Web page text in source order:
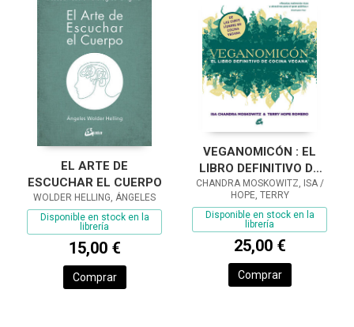
EL ARTE DE
ESCUCHAR EL CUERPO
WOLDER HELLING, ÁNGELES
Disponible en stock en la
librería
15,00 €
Comprar
VEGANOMICÓN : EL
LIBRO DEFINITIVO DE
COCINA VEGANA
CHANDRA MOSKOWITZ, ISA /
HOPE, TERRY
Disponible en stock en la
librería
25,00 €
Comprar